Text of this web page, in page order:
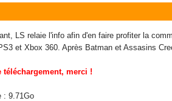
LS relaie l'info afin d'en faire profiter la
et Xbox 360. Après Batman et Assasins
merci !
: 9.71Go